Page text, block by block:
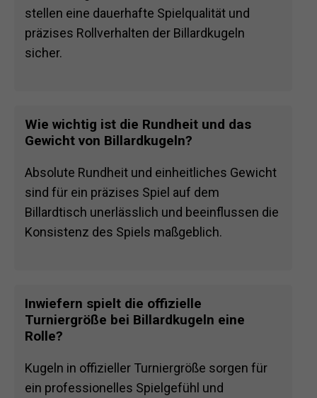
stellen eine dauerhafte Spielqualität und
präzises Rollverhalten der Billardkugeln
sicher.
Wie wichtig ist die Rundheit und das
Gewicht von Billardkugeln?
Absolute Rundheit und einheitliches Gewicht
sind für ein präzises Spiel auf dem
Billardtisch unerlässlich und beeinflussen die
Konsistenz des Spiels maßgeblich.
Inwiefern spielt die offizielle
Turniergröße bei Billardkugeln eine
Rolle?
Kugeln in offizieller Turniergröße sorgen für
ein professionelles Spielgefühl und